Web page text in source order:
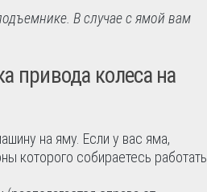
В случае с ямой вам
привода колеса на
на яму. Если у вас яма,
которого собираетесь работать